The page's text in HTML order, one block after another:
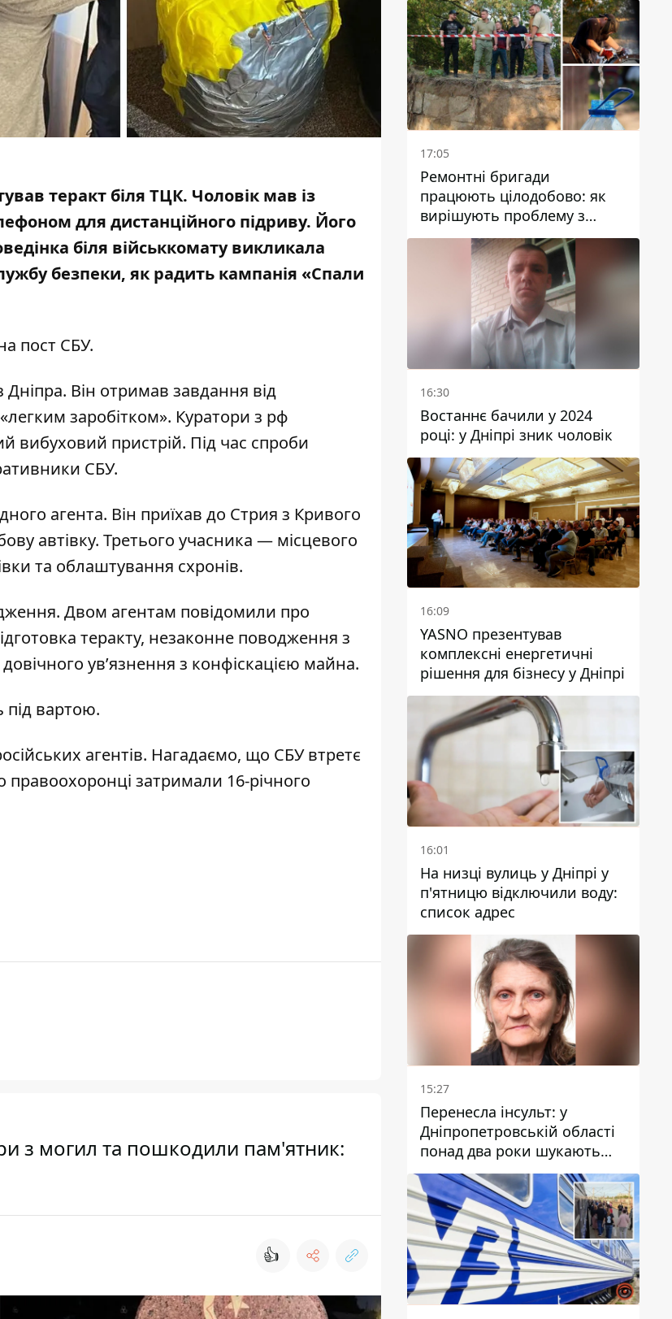
теракт біля ТЦК. Чоловік мав із
для дистанційного підриву. Його
біля військкомату викликала
безпеки, як радить кампанія «Спали
пост СБУ.
Він отримав завдання від
заробітком». Куратори з рф
вибуховий пристрій. Під час спроби
СБУ.
агента. Він приїхав до Стрия з Кривого
автівку. Третього учасника — місцевого
та облаштування схронів.
Двом агентам повідомили про
теракту, незаконне поводження з
ув’язнення з конфіскацією майна.
під вартою.
агентів. Нагадаємо, що СБУ втретє
правоохоронці затримали 16-річного
з могил та пошкодили пам'ятник:
👍
17:05
Ремонтні бригади
працюють цілодобово: як
вирішують проблему з
водою у Марганецькій
громаді
16:30
Востаннє бачили у 2024
році: у Дніпрі зник чоловік
16:09
YASNO презентував
комплексні енергетичні
рішення для бізнесу у Дніпрі
16:01
На низці вулиць у Дніпрі у
п'ятницю відключили воду:
список адрес
15:27
Перенесла інсульт: у
Дніпропетровській області
понад два роки шукають
зниклу жінку